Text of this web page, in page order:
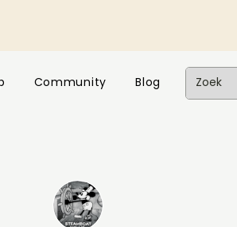
Community Blog